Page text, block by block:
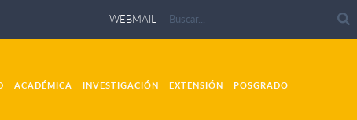
WEBMAIL
ACADÉMICA INVESTIGACIÓN EXTENSIÓN POSGRADO